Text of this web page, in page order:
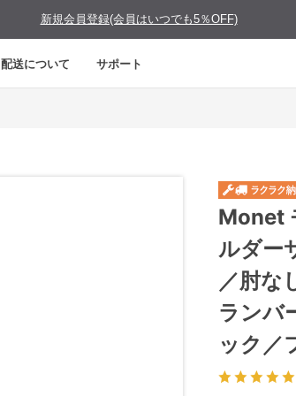
新規会員登録(会員はいつでも5％OFF)
配送について サポート
Monet
ルダー
／肘な
ランバ
ック／